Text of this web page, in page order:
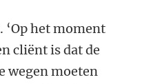
‘Op het moment
cliënt is dat de
wegen moeten